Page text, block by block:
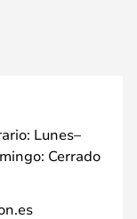
Lunes–
Cerrado